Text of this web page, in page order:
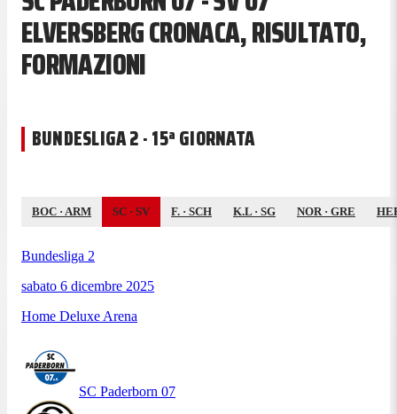
ELVERSBERG CRONACA, RISULTATO,
FORMAZIONI
BUNDESLIGA 2 · 15ª GIORNATA
BOC · ARM SC · SV F. · SCH K.L · SG NOR· GRE
Bundesliga 2
sabato 6 dicembre 2025
Home Deluxe Arena
SC Paderborn 07